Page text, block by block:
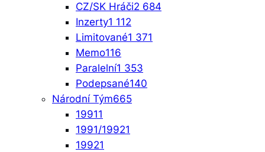
CZ/SK Hráči2 684
Inzerty1 112
Limitované1 371
Memo116
Paralelní1 353
Podepsané140
Národní Tým665
19911
1991/19921
19921